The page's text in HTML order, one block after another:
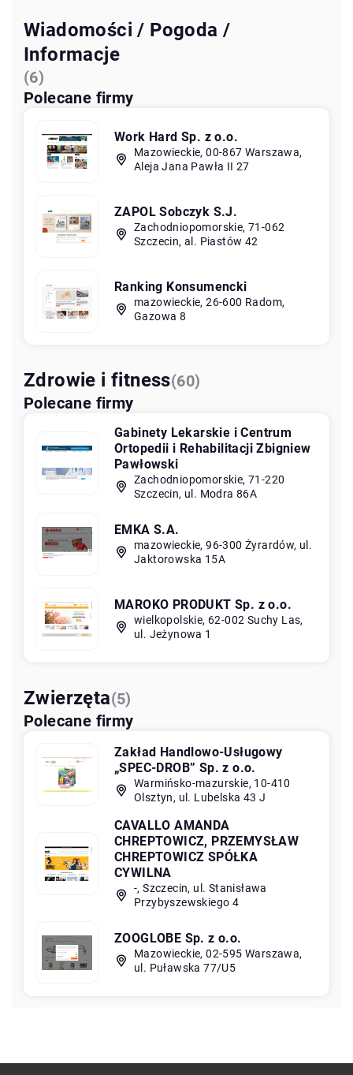
Wiadomości / Pogoda /
Informacje
(6)
Polecane firmy
Work Hard Sp. z o.o.
Mazowieckie, 00-867 Warszawa,
Aleja Jana Pawła II 27
ZAPOL Sobczyk S.J.
Zachodniopomorskie, 71-062
Szczecin, al. Piastów 42
Ranking Konsumencki
mazowieckie, 26-600 Radom,
Gazowa 8
Zdrowie i fitness(60)
Polecane firmy
Gabinety Lekarskie i Centrum
Ortopedii i Rehabilitacji Zbigniew
Pawłowski
Zachodniopomorskie, 71-220
Szczecin, ul. Modra 86A
EMKA S.A.
mazowieckie, 96-300 Żyrardów, ul.
Jaktorowska 15A
MAROKO PRODUKT Sp. z o.o.
wielkopolskie, 62-002 Suchy Las,
ul. Jeżynowa 1
Zwierzęta(5)
Polecane firmy
Zakład Handlowo-Usługowy
„SPEC-DROB” Sp. z o.o.
Warmińsko-mazurskie, 10-410
Olsztyn, ul. Lubelska 43 J
CAVALLO AMANDA
CHREPTOWICZ, PRZEMYSŁAW
CHREPTOWICZ SPÓŁKA
CYWILNA
-, Szczecin, ul. Stanisława
Przybyszewskiego 4
ZOOGLOBE Sp. z o.o.
Mazowieckie, 02-595 Warszawa,
ul. Puławska 77/U5